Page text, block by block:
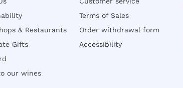
& Restaurants
Gifts
our wines
Terms of Sales
Order withdrawal form
Accessibility